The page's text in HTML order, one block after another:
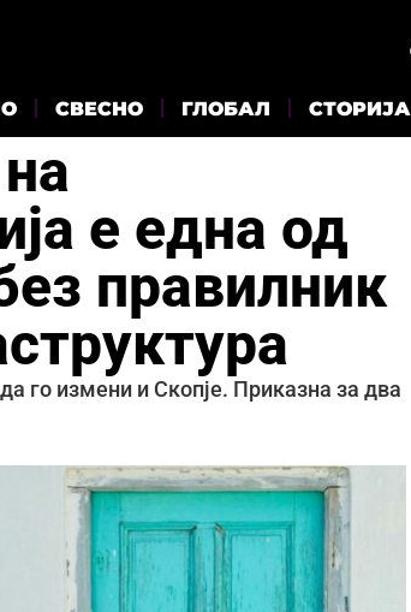
СВЕСНО ГЛОБАЛ СТОРИЈА
е една од
правилник
го измени и Скопје. Приказна за два